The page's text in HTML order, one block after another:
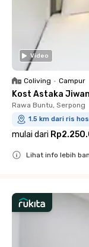
Video
Coliving • Campur
Kost Astaka
Rawa Buntu, Serpong
1.5 km dari ris
mulai dari
Lihat info lebih